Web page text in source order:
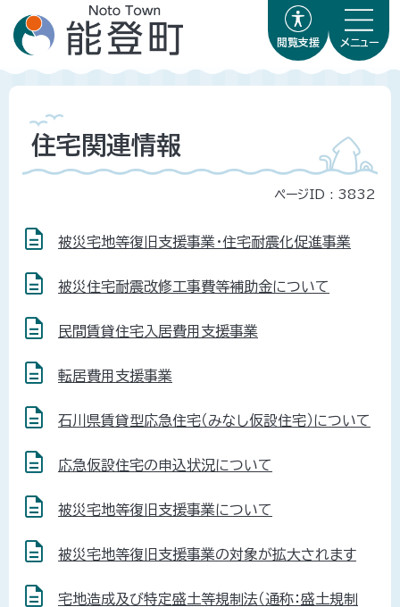
閲覧支援 メニュー
住宅関連情報
ページID : 3832
被災宅地等復旧支援事業・住宅耐震化促進事業
被災住宅耐震改修工事費等補助金について
民間賃貸住宅入居費用支援事業
転居費用支援事業
石川県賃貸型応急住宅（みなし仮設住宅）について
応急仮設住宅の申込状況について
被災宅地等復旧支援事業について
被災宅地等復旧支援事業の対象が拡大されます
宅地造成及び特定盛土等規制法（通称：盛土規制